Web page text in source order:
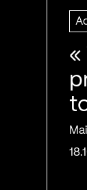
«